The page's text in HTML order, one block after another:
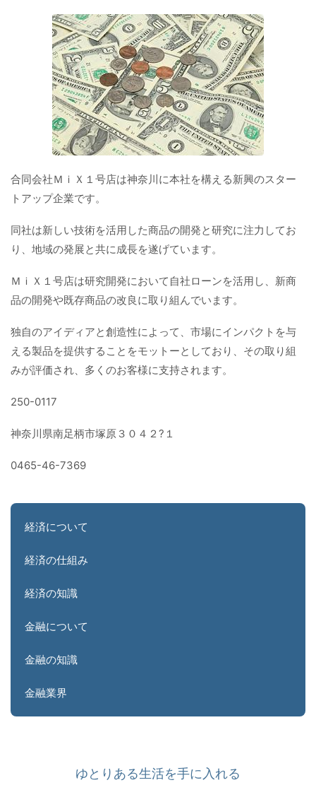
合同会社ＭｉＸ１号店は神奈川に本社を構える新興のスター
トアップ企業です。
同社は新しい技術を活用した商品の開発と研究に注力してお
り、地域の発展と共に成長を遂げています。
ＭｉＸ１号店は研究開発において自社ローンを活用し、新商
品の開発や既存商品の改良に取り組んでいます。
独自のアイディアと創造性によって、市場にインパクトを与
える製品を提供することをモットーとしており、その取り組
みが評価され、多くのお客様に支持されます。
250-0117
神奈川県南足柄市塚原３０４２?１
0465-46-7369
経済について
経済の仕組み
経済の知識
金融について
金融の知識
金融業界
ゆとりある生活を手に入れる